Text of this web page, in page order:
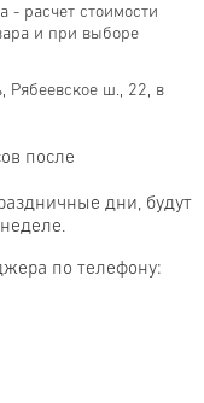
- расчет стоимости
и при выборе
Рябеевское ш., 22, в
после
дни, будут
по телефону: